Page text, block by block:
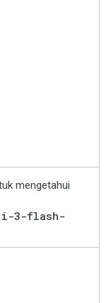
mengetahui
3-flash-